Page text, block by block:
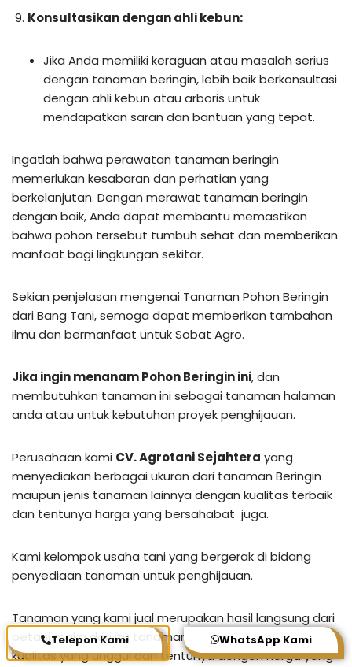
Konsultasikan dengan ahli kebun:
Jika Anda memiliki keraguan atau masalah serius
dengan tanaman beringin, lebih baik berkonsultasi
dengan ahli kebun atau arboris untuk
mendapatkan saran dan bantuan yang tepat.
Ingatlah bahwa perawatan tanaman beringin
memerlukan kesabaran dan perhatian yang
berkelanjutan. Dengan merawat tanaman beringin
dengan baik, Anda dapat membantu memastikan
bahwa pohon tersebut tumbuh sehat dan memberikan
manfaat bagi lingkungan sekitar.
Sekian penjelasan mengenai Tanaman Pohon Beringin
dari Bang Tani, semoga dapat memberikan tambahan
ilmu dan bermanfaat untuk Sobat Agro.
Jika ingin menanam Pohon Beringin ini, dan
membutuhkan tanaman ini sebagai tanaman halaman
anda atau untuk kebutuhan proyek penghijauan.
Perusahaan kami CV. Agrotani Sejahtera yang
menyediakan berbagai ukuran dari tanaman Beringin
maupun jenis tanaman lainnya dengan kualitas terbaik
dan tentunya harga yang bersahabat juga.
Kami kelompok usaha tani yang bergerak di bidang
penyediaan tanaman untuk penghijauan.
Tanaman yang kami jual merupakan hasil langsung dari
petani maka dari itu tanaman dari kami memiliki
kualitas yang unggul dan tentunya dengan harga yang
Telepon Kami WhatsApp Kami